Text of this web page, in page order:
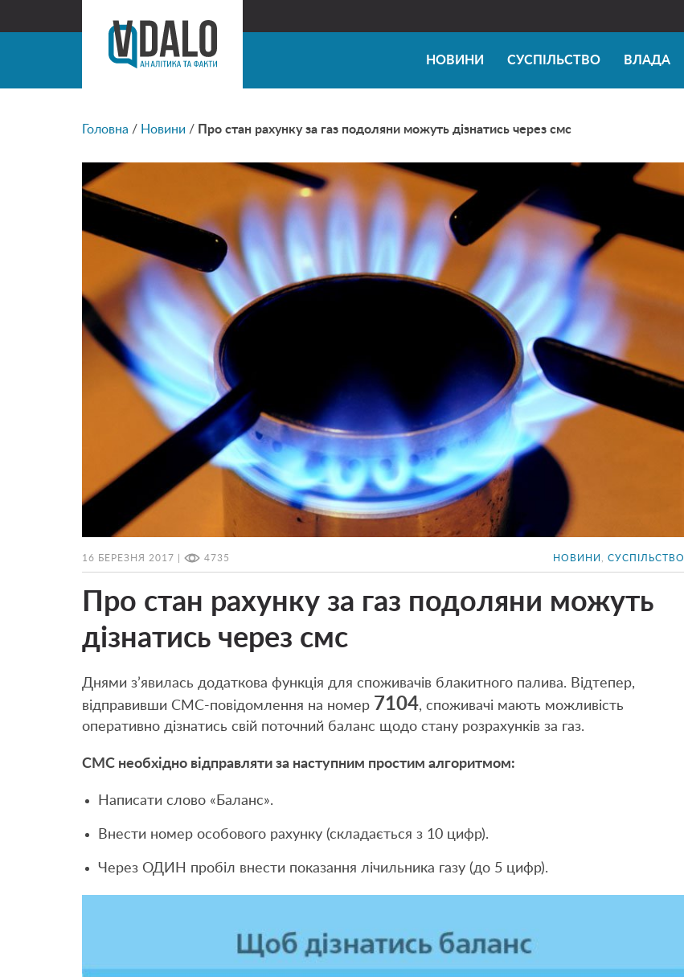
НОВИНИ СУСПІЛЬСТВО ВЛАДА
Головна / Новини / Про стан рахунку за газ подоляни можуть дізнатись через смс
16 БЕРЕЗНЯ 2017 | 4735 НОВИНИ СУСПІЛЬСТВО
Про стан рахунку за газ подоляни можуть
дізнатись через смс
Днями з’явилась додаткова функція для споживачів блакитного палива. Відтепер,
відправивши СМС-повідомлення на номер 7104, споживачі мають можливість
оперативно дізнатись свій поточний баланс щодо стану розрахунків за газ.
СМС необхідно відправляти за наступним простим алгоритмом:
Написати слово «Баланс».
Внести номер особового рахунку (складається з 10 цифр).
Через ОДИН пробіл внести показання лічильника газу (до 5 цифр).